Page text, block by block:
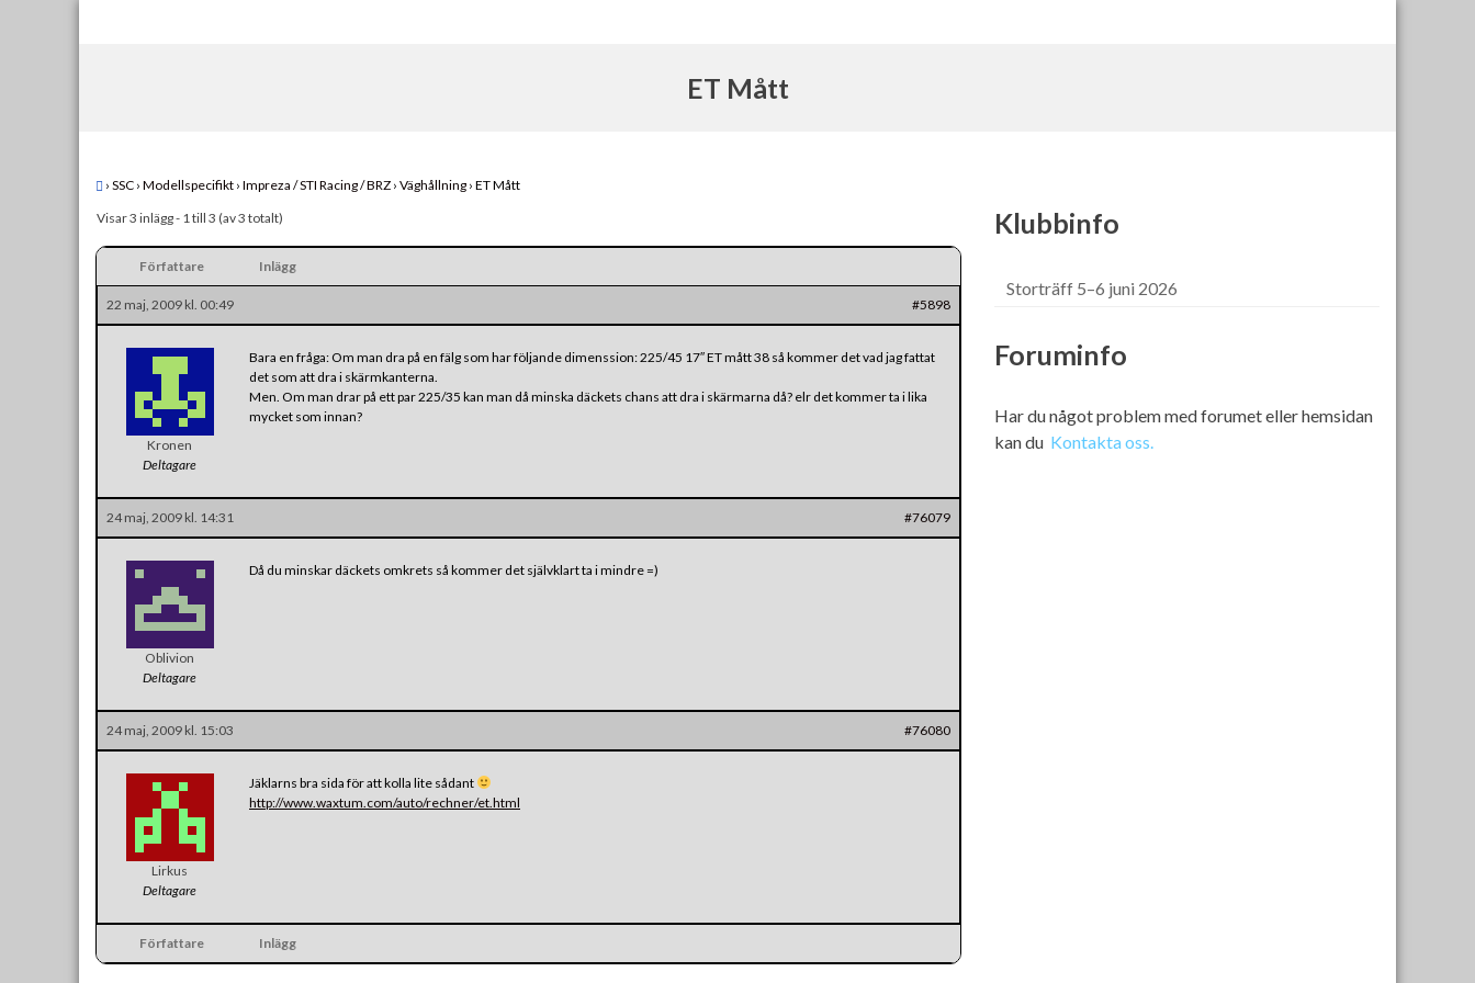
ET Mått
› SSC › Modellspecifikt › Impreza / STI Racing / BRZ › Väghållning › ET Mått
Visar 3 inlägg - 1 till 3 (av 3 totalt)
Författare Inlägg
22 maj, 2009 kl. 00:49 #5898
Kronen
Deltagare
Bara en fråga: Om man dra på en fälg som har följande dimenssion: 225/45 17″ ET mått 38 så kommer det vad jag fattat
det som att dra i skärmkanterna.
Men. Om man drar på ett par 225/35 kan man då minska däckets chans att dra i skärmarna då? elr det kommer ta i lika
mycket som innan?
24 maj, 2009 kl. 14:31 #76079
Oblivion
Deltagare
Då du minskar däckets omkrets så kommer det självklart ta i mindre =)
24 maj, 2009 kl. 15:03 #76080
Lirkus
Deltagare
Jäklarns bra sida för att kolla lite sådant
http://www.waxtum.com/auto/rechner/et.html
Författare Inlägg
Klubbinfo
Storträff 5–6 juni 2026
Foruminfo
Har du något problem med forumet eller hemsidan
kan du Kontakta oss.